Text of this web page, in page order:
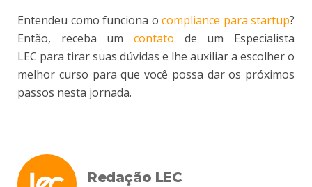
Entendeu como funciona o compliance para startup?
Então, receba um contato de um Especialista
LEC para tirar suas dúvidas e lhe auxiliar a escolher o
melhor curso para que você possa dar os próximos
passos nesta jornada.
Redação LEC